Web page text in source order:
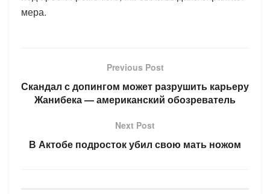
мера.
Previous Post
Скандал с допингом может разрушить карьеру
Жанибека — американский обозреватель
Next Post
В Актобе подросток убил свою мать ножом